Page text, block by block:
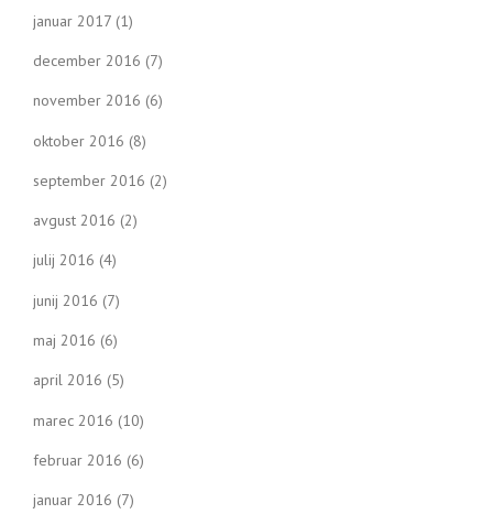
januar 2017 (1)
december 2016 (7)
november 2016 (6)
oktober 2016 (8)
september 2016 (2)
avgust 2016 (2)
julij 2016 (4)
junij 2016 (7)
maj 2016 (6)
april 2016 (5)
marec 2016 (10)
februar 2016 (6)
januar 2016 (7)